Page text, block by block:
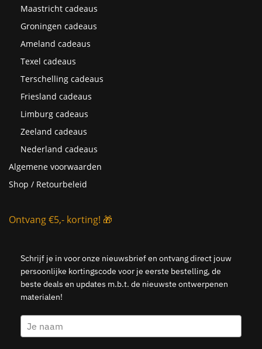
Maastricht cadeaus
Groningen cadeaus
Ameland cadeaus
Texel cadeaus
Terschelling cadeaus
Friesland cadeaus
Limburg cadeaus
Zeeland cadeaus
Nederland cadeaus
Algemene voorwaarden
Shop / Retourbeleid
Ontvang €5,- korting! 🎁
Schrijf je in voor onze nieuwsbrief en ontvang direct jouw
persoonlijke kortingscode voor je eerste bestelling, de
beste deals en updates m.b.t. de nieuwste ontwerpenen
materialen!